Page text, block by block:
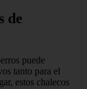
de
puede
tanto para el
estos chalecos